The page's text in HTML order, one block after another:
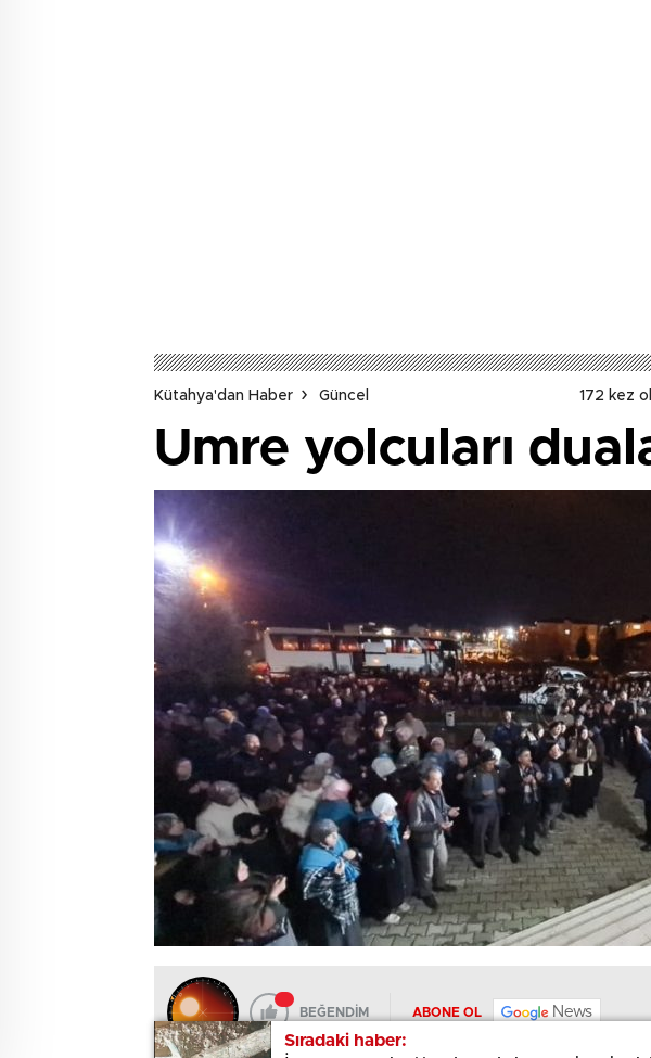
Sıradaki haber:
Kütahya'dan Haber Güncel 172 kez
Umre yolcuları
BEĞENDİM ABONE OL News
Sıradaki haber: